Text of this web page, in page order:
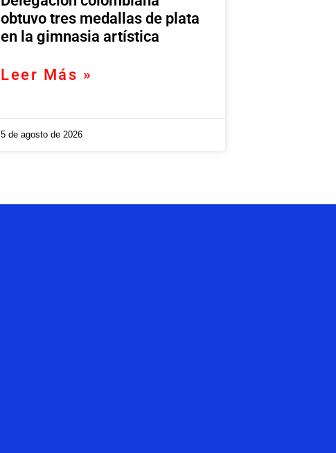
obtuvo tres medallas de plata
en la gimnasia artística
Leer Más »
5 de agosto de 2026